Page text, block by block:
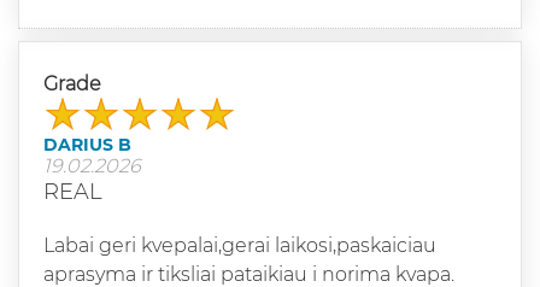
Grade
DARIUS B
19.02.2026
REAL
Labai geri kvepalai,gerai laikosi,paskaiciau
aprasyma ir tiksliai pataikiau i norima kvapa.